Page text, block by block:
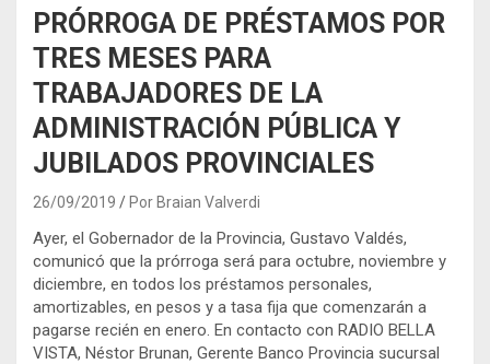
PRÓRROGA DE PRÉSTAMOS POR
TRES MESES PARA
TRABAJADORES DE LA
ADMINISTRACIÓN PÚBLICA Y
JUBILADOS PROVINCIALES
26/09/2019 Por Braian Valverdi
Ayer, el Gobernador de la Provincia, Gustavo Valdés,
comunicó que la prórroga será para octubre, noviembre y
diciembre, en todos los préstamos personales,
amortizables, en pesos y a tasa fija que comenzarán a
pagarse recién en enero. En contacto con RADIO BELLA
VISTA, Néstor Brunan, Gerente Banco Provincia sucursal